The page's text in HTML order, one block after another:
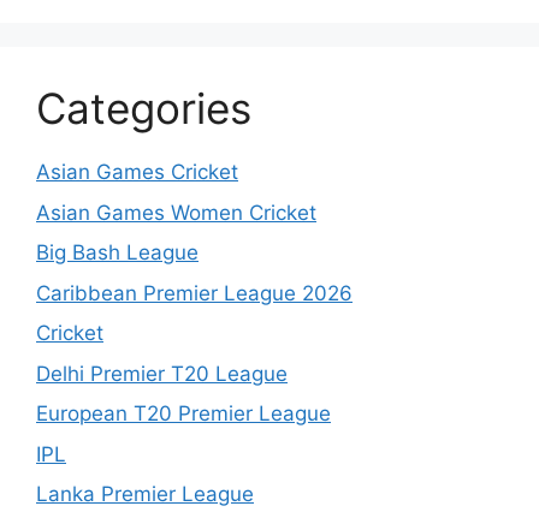
Categories
Asian Games Cricket
Asian Games Women Cricket
Big Bash League
Caribbean Premier League 2026
Cricket
Delhi Premier T20 League
European T20 Premier League
IPL
Lanka Premier League